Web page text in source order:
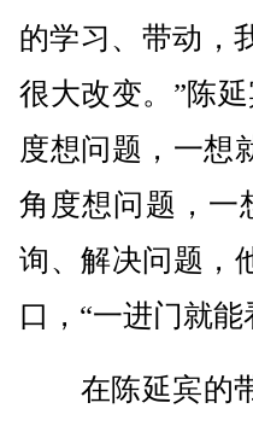
的学习、带动，
很大改变。”陈
度想问题，一想
角度想问题，一
询、解决问题，
口，“一进门就
在陈延宾的带